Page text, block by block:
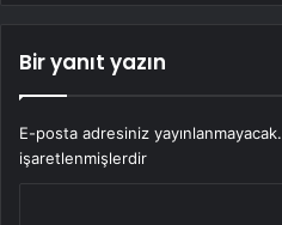
Bir yanıt yazın
E-posta adresiniz yayınlanmayacak.
işaretlenmişlerdir